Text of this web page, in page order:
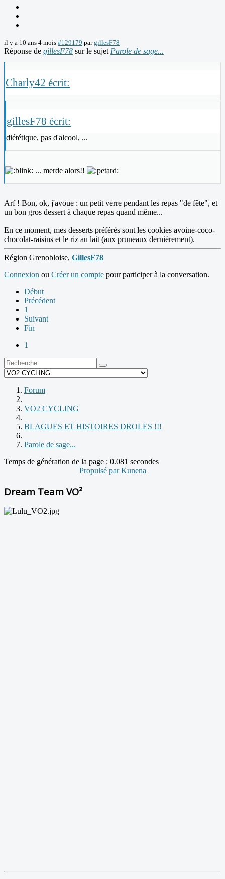
il y a 10 ans 4 mois #129179 pargillesF78
Réponse de gillesF78 sur le sujet Parole de sage...
Charly42 écrit:
gillesF78 écrit:
diététique, pas d'alcool, ...
... merde alors!!
Arf ! Bon, ok, j'avoue : un petit verre pendant les repas "de fête", et
un bon gros dessert à chaque repas quand même...
En ce moment, mes desserts préférés sont les cookies avoine-coco-
chocolat-raisins et le riz au lait (aux pruneaux dernièrement).
Région Grenobloise, GillesF78
Connexion ou Créer un compte pour participer à la conversation.
Début
Précédent
1
Suivant
Fin
1
Forum
VO2 CYCLING
BLAGUES ET HISTOIRES DROLES !!!
Parole de sage...
Temps de génération de la page : 0.081 secondes
Propulsé parKunena
Dream Team VO²